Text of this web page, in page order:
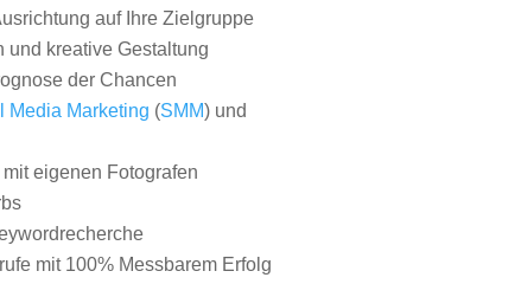
auf Ihre Zielgruppe
und kreative Gestaltung
der Chancen
Media Marketing (SMM) und
eigenen Fotografen
mit 100% Messbarem Erfolg